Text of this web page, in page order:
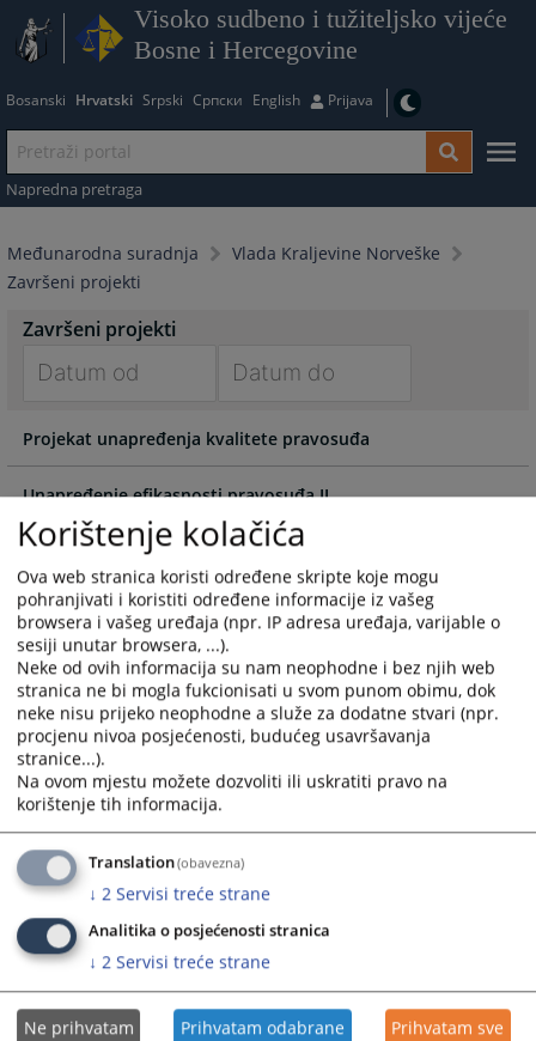
Visoko sudbeno i tužiteljsko vijeće
Bosne i Hercegovine
Bosanski Hrvatski Srpski Српски English Prijava
Napredna pretraga
Međunarodna suradnja
Vlada Kraljevine Norveške
Završeni projekti
Završeni projekti
forward
to
interact
with
the
calendar
and
select
a
date.
Press
the
question
mark
key
to
get
the
keyboard
shortcuts
for
changing
dates.
forward
to
interact
with
the
calendar
and
select
a
date.
Press
the
mark
key
to
get
the
shortcuts
for
changing
dates.
Projekat unapređenja kvalitete pravosuđa
Unapređenje efikasnosti pravosuđa II
Projekat za smanjenje broja zaostalih predmeta u
sudovima
Projekti rekonstrukcije
Korištenje kolačića
Ova web stranica koristi određene skripte koje mogu
pohranjivati i koristiti određene informacije iz vašeg
browsera i vašeg uređaja (npr. IP adresa uređaja, varijable o
sesiji unutar browsera, ...).
Neke od ovih informacija su nam neophodne i bez njih web
stranica ne bi mogla fukcionisati u svom punom obimu, dok
neke nisu prijeko neophodne a služe za dodatne stvari (npr.
procjenu nivoa posjećenosti, budućeg usavršavanja
stranice...).
Na ovom mjestu možete dozvoliti ili uskratiti pravo na
korištenje tih informacija.
Translation(obavezna)
↓ 2 Servisi treće strane
Analitika o posjećenosti stranica
↓ 2 Servisi treće strane
Ne prihvatam Prihvatam odabrane Prihvatam sve